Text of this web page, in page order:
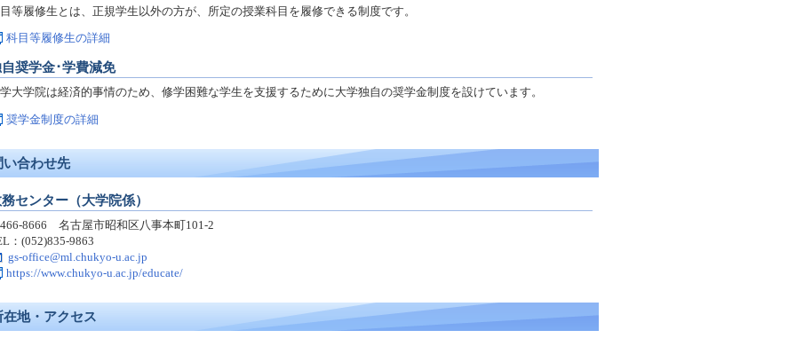
等履修生とは、正規学生以外の方が、所定の授業科目を履修できる制度です。
科目等履修生の詳細
奨学金･学費減免
大学院は経済的事情のため、修学困難な学生を支援するために大学独自の奨学金制度を設けています。
奨学金制度の詳細
い合わせ先
センター（大学院係）
8666 名古屋市昭和区八事本町101-2
：(052)835-9863
gs-office@ml.chukyo-u.ac.jp
https://www.chukyo-u.ac.jp/educate/
在地・アクセス